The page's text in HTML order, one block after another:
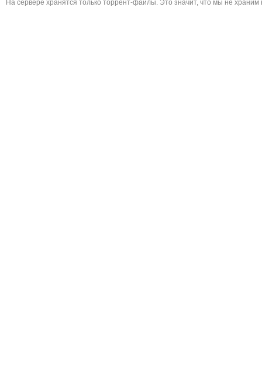
На сервере хранятся только торрент-файлы. Это значит, что мы не